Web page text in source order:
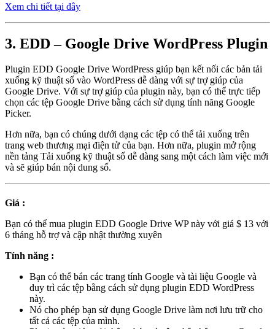
Xem chi tiết tại đây
3. EDD – Google Drive WordPress Plugin
Plugin EDD Google Drive WordPress giúp bạn kết nối các bản tải
xuống kỹ thuật số vào WordPress dễ dàng với sự trợ giúp của
Google Drive. Với sự trợ giúp của plugin này, bạn có thể trực tiếp
chọn các tệp Google Drive bằng cách sử dụng tính năng Google
Picker.
Hơn nữa, bạn có chúng dưới dạng các tệp có thể tải xuống trên
trang web thương mại điện tử của bạn. Hơn nữa, plugin mở rộng
nền tảng Tải xuống kỹ thuật số dễ dàng sang một cách làm việc mới
và sẽ giúp bán nội dung số.
Giá :
Bạn có thể mua plugin EDD Google Drive WP này với giá $ 13 với
6 tháng hỗ trợ và cập nhật thường xuyên
Tính năng :
Bạn có thể bán các trang tính Google và tài liệu Google và
duy trì các tệp bằng cách sử dụng plugin EDD WordPress
này.
Nó cho phép bạn sử dụng Google Drive làm nơi lưu trữ cho
tất cả các tệp của mình.